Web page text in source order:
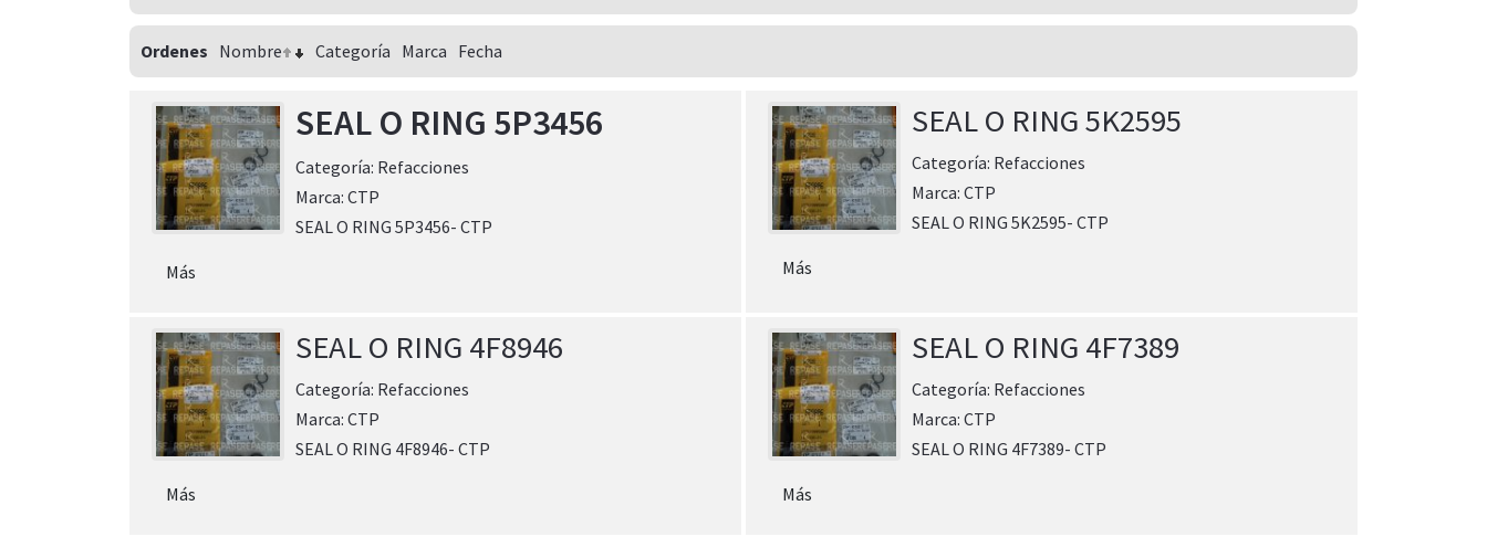
Ordenes Nombre Categoría Marca Fecha
SEAL O RING 5P3456
Categoría: Refacciones
Marca: CTP
SEAL O RING 5P3456- CTP
Más
SEAL O RING 5K2595
Categoría: Refacciones
Marca: CTP
SEAL O RING 5K2595- CTP
Más
SEAL O RING 4F8946
Categoría: Refacciones
Marca: CTP
SEAL O RING 4F8946- CTP
Más
SEAL O RING 4F7389
Categoría: Refacciones
Marca: CTP
SEAL O RING 4F7389- CTP
Más